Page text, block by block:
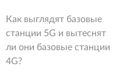
Как выглядят базовые
станции 5G и вытеснят
ли они базовые станции
4G?